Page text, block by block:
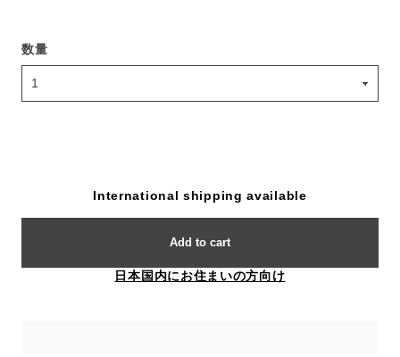
数量
International shipping available
Add to cart
日本国内にお住まいの方向け